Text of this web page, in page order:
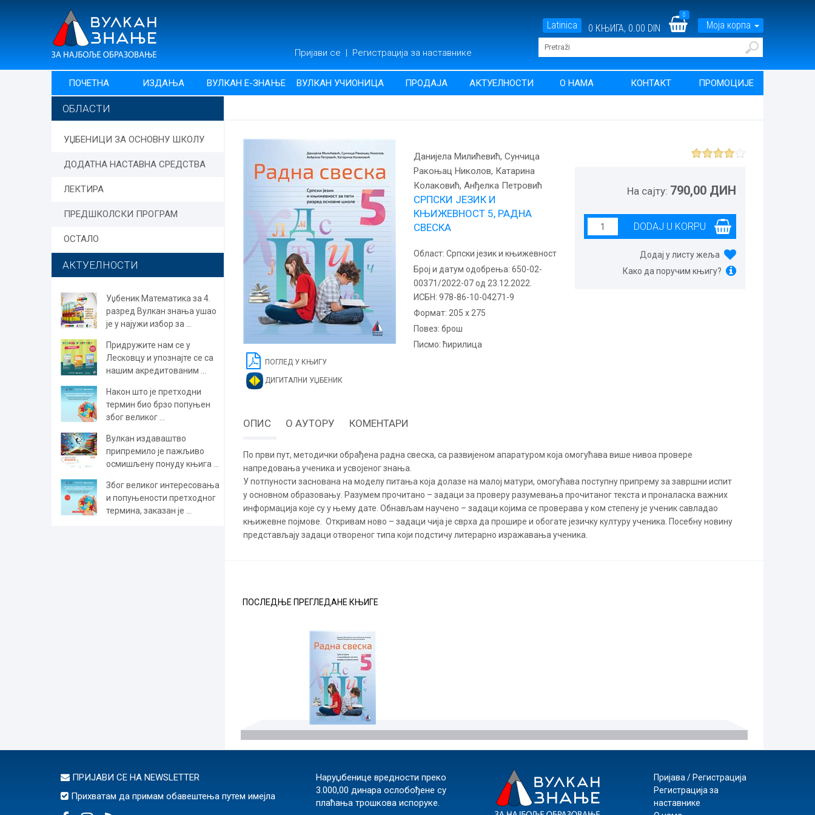
Latinica 0 КЊИГА, 0.00 DIN
0
Моја корпа
Пријави се | Регистрација за наставнике
ПОЧЕТНА ИЗДАЊА ВУЛКАН Е-ЗНАЊЕ ВУЛКАН УЧИОНИЦА ПРОДАЈА АКТУЕЛНОСТИ О НАМА КОНТАКТ ПРОМОЦИЈЕ
ОБЛАСТИ
УЏБЕНИЦИ ЗА ОСНОВНУ ШКОЛУ
ДОДАТНА НАСТАВНА СРЕДСТВА
ЛЕКТИРА
ПРЕДШКОЛСКИ ПРОГРАМ
ОСТАЛО
АКТУЕЛНОСТИ
Уџбеник Математика за 4.
разред Вулкан знања ушао
је у најужи избор за ...
Придружите нам се у
Лесковцу и упознајте се са
нашим акредитованим ...
Након што је претходни
термин био брзо попуњен
због великог ...
Вулкан издаваштво
припремило је пажљиво
осмишљену понуду књига ...
Због великог интересовања
и попуњености претходног
термина, заказан је ...
ПОГЛЕД У КЊИГУ
ДИГИТАЛНИ УЏБЕНИК
Данијела Милићевић, Сунчица
Ракоњац Николов, Катарина
Колаковић, Анђелка Петровић
СРПСКИ ЈЕЗИК И
КЊИЖЕВНОСТ 5, РАДНА
СВЕСКА
Област: Српски језик и књижевност
Број и датум одобрења: 650-02-
00371/2022-07 од 23.12.2022.
ИСБН: 978-86-10-04271-9
Формат: 205 x 275
повез: брош
Писмо: ћирилица
На сајту: 790,00 ДИН
Додај у листу жеља
Како да поручим књигу?
ОПИС О АУТОРУ КОМЕНТАРИ
По први пут, методички обрађена радна свеска, са развијеном апаратуром која омогућава више нивоа провере
напредовања ученика и усвојеног знања.
У потпуности заснована на моделу питања која долазе на малој матури, омогућава поступну припрему за завршни испит
у основном образовању. Разумем прочитано – задаци за проверу разумевања прочитаног текста и проналаска важних
информација које су у њему дате. Обнављам научено – задаци којима се проверава у ком степену је ученик савладао
књижевне појмове. Откривам ново – задаци чија је сврха да прошире и обогате језичку културу ученика. Посебну новину
представљају задаци отвореног типа који подстичу литерарно изражавања ученика.
ПОСЛЕДЊЕ ПРЕГЛЕДАНЕ КЊИГЕ
ПРИЈАВИ СЕ НА NEWSLETTER
Прихватам да примам обавештења путем имејла
Наруџбенице вредности преко
3.000,00 динара ослобођене су
плаћања трошкова испоруке.
Пријава / Регистрација
Регистрација за
наставнике